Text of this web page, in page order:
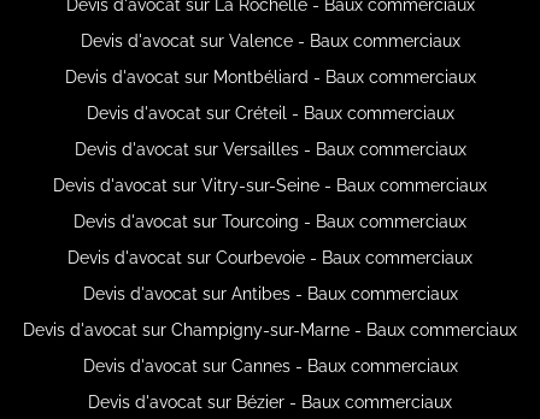
Devis d'avocat sur La Rochelle - Baux commerciaux
Devis d'avocat sur Valence - Baux commerciaux
Devis d'avocat sur Montbéliard - Baux commerciaux
Devis d'avocat sur Créteil - Baux commerciaux
Devis d'avocat sur Versailles - Baux commerciaux
Devis d'avocat sur Vitry-sur-Seine - Baux commerciaux
Devis d'avocat sur Tourcoing - Baux commerciaux
Devis d'avocat sur Courbevoie - Baux commerciaux
Devis d'avocat sur Antibes - Baux commerciaux
Devis d'avocat sur Champigny-sur-Marne - Baux commerciaux
Devis d'avocat sur Cannes - Baux commerciaux
Devis d'avocat sur Bézier - Baux commerciaux